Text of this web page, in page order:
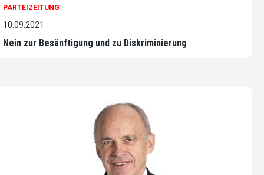
PARTEIZEITUNG
10.09.2021
Nein zur Besänftigung und zu Diskriminierung